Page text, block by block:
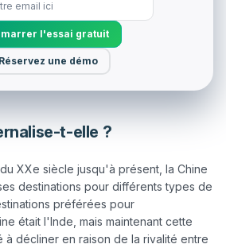
l'essai gratuit
Réservez une démo
t-elle ?
XXe siècle jusqu'à présent, la Chine
destinations pour différents types de
préférées pour
était l'Inde, mais maintenant cette
à décliner en raison de la rivalité entre